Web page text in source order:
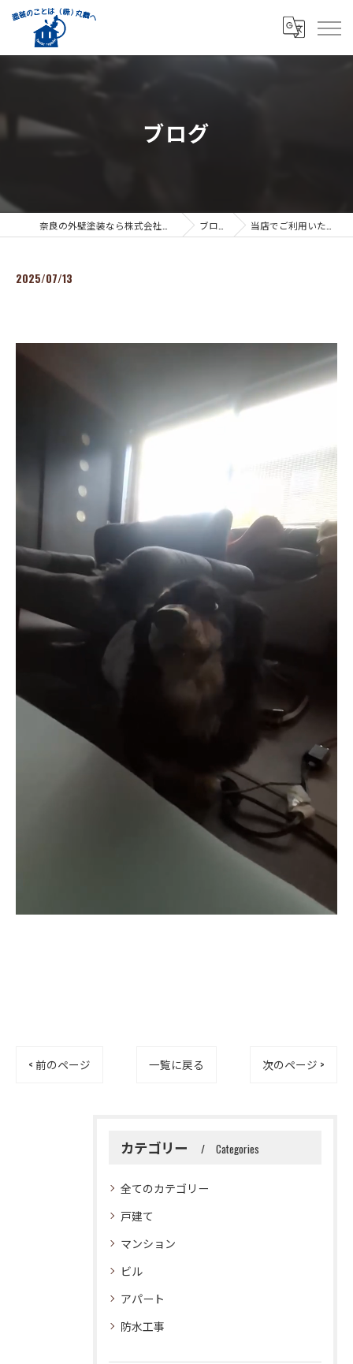
ブログ
ブログ 当店でご利用いただ…
2025/07/13
< 前のページ 一覧に戻る 次のページ >
カテゴリー Categories
全てのカテゴリー
戸建て
マンション
ビル
アパート
防水工事